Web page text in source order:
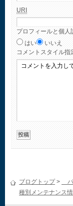
URI
プロフィールと個人
はい
いいえ
コメント スタイル指
ブログトップ> パ
種別メンテナンス